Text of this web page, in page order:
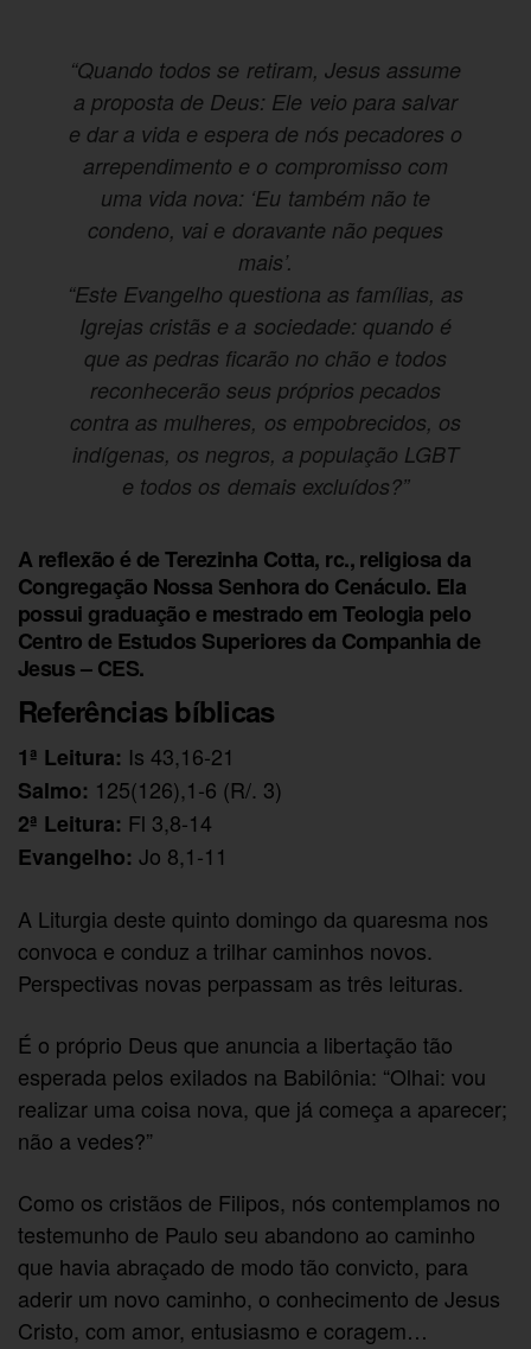
“Quando todos se retiram, Jesus assume
a proposta de Deus: Ele veio para salvar
e dar a vida e espera de nós pecadores o
arrependimento e o compromisso com
uma vida nova: ‘Eu também não te
condeno, vai e doravante não peques
mais’.
“Este Evangelho questiona as famílias, as
Igrejas cristãs e a sociedade: quando é
que as pedras ficarão no chão e todos
reconhecerão seus próprios pecados
contra as mulheres, os empobrecidos, os
indígenas, os negros, a população LGBT
e todos os demais excluídos?”
A reflexão é de Terezinha Cotta, rc., religiosa da
Congregação Nossa Senhora do Cenáculo. Ela
possui graduação e mestrado em Teologia pelo
Centro de Estudos Superiores da Companhia de
Jesus – CES.
Referências bíblicas
1ª Leitura: Is 43,16-21
Salmo: 125(126),1-6 (R/. 3)
2ª Leitura: Fl 3,8-14
Evangelho: Jo 8,1-11
A Liturgia deste quinto domingo da quaresma nos
convoca e conduz a trilhar caminhos novos.
Perspectivas novas perpassam as três leituras.
É o próprio Deus que anuncia a libertação tão
esperada pelos exilados na Babilônia: “Olhai: vou
realizar uma coisa nova, que já começa a aparecer;
não a vedes?”
Como os cristãos de Filipos, nós contemplamos no
testemunho de Paulo seu abandono ao caminho
que havia abraçado de modo tão convicto, para
aderir um novo caminho, o conhecimento de Jesus
Cristo, com amor, entusiasmo e coragem…